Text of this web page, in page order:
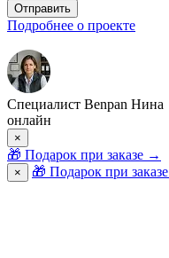
Отправить
Подробнее о проекте
Специалист Benpan Нина
онлайн
×
🎁 Подарок при заказе →
× 🎁 Подарок при заказе